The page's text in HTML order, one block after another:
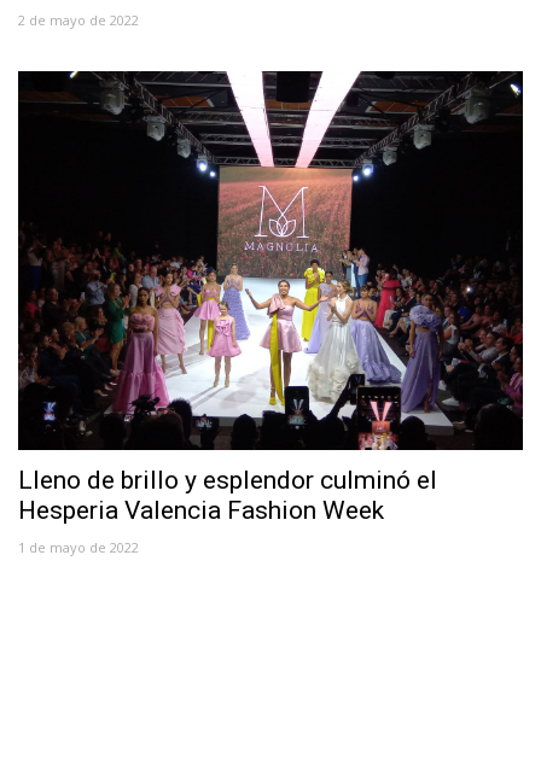
2 de mayo de 2022
Lleno de brillo y esplendor culminó el
Hesperia Valencia Fashion Week
1 de mayo de 2022